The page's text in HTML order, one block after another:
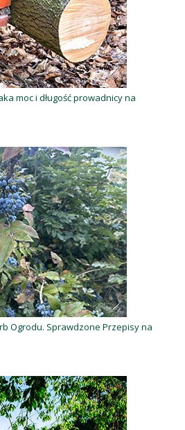
moc i długość prowadnicy na
Ogrodu. Sprawdzone Przepisy na